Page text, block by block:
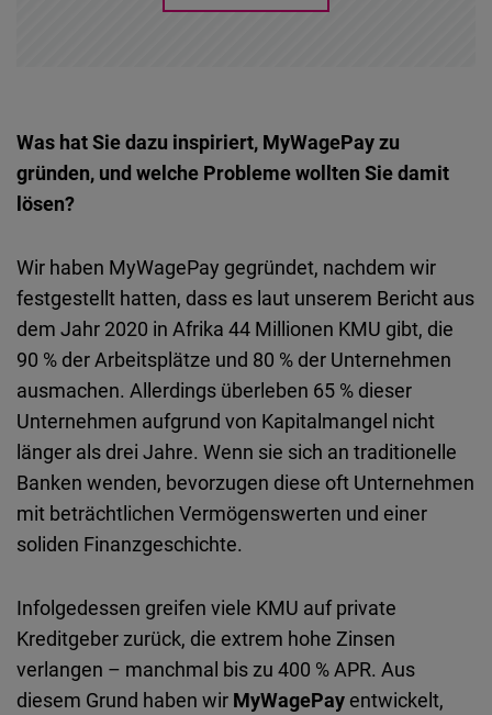
Was hat Sie dazu inspiriert, MyWagePay zu
gründen, und welche Probleme wollten Sie damit
lösen?
Wir haben MyWagePay gegründet, nachdem wir
festgestellt hatten, dass es laut unserem Bericht aus
dem Jahr 2020 in Afrika 44 Millionen KMU gibt, die
90 % der Arbeitsplätze und 80 % der Unternehmen
ausmachen. Allerdings überleben 65 % dieser
Unternehmen aufgrund von Kapitalmangel nicht
länger als drei Jahre. Wenn sie sich an traditionelle
Banken wenden, bevorzugen diese oft Unternehmen
mit beträchtlichen Vermögenswerten und einer
soliden Finanzgeschichte.
Infolgedessen greifen viele KMU auf private
Kreditgeber zurück, die extrem hohe Zinsen
verlangen – manchmal bis zu 400 % APR. Aus
diesem Grund haben wir MyWagePay entwickelt,